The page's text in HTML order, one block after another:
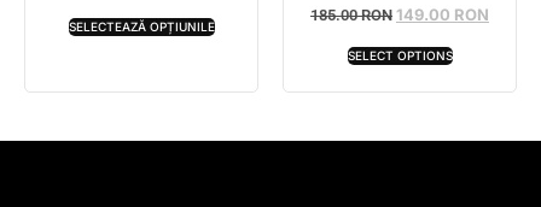
SELECTEAZĂ OPȚIUNILE
185.00RON 149.00 RON
SELECT OPTIONS